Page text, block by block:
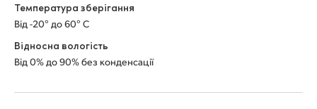
Температура зберігання
Від -20° до 60° C
Відносна вологість
Від 0% до 90% без конденсації